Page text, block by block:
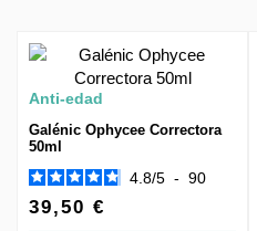
Anti-edad
Galénic Ophycee Correctora
50ml
4.8/5 - 90
39,50 €